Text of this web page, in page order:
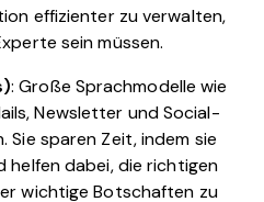
effizienter zu verwalten,
sein müssen.
: Große Sprachmodelle wie
Newsletter und Social-
Sie sparen Zeit, indem sie
helfen dabei, die richtigen
wichtige Botschaften zu